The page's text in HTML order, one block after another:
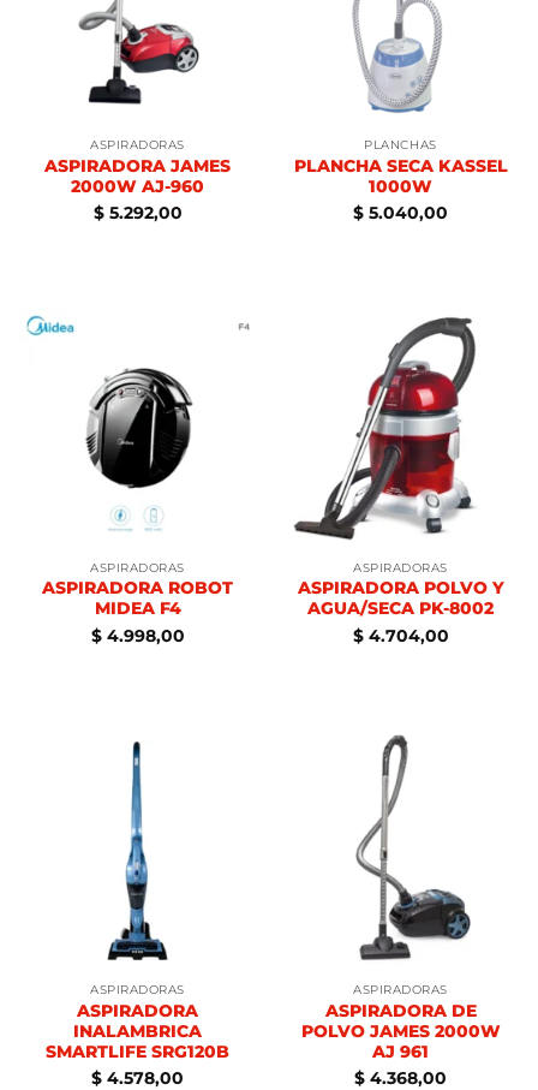
ASPIRADORAS
ASPIRADORA JAMES
2000W AJ-960
$5.292,00
PLANCHAS
PLANCHA SECA KASSEL
1000W
$ 5.040,00
ASPIRADORAS
ASPIRADORA ROBOT
MIDEA F4
$4.998,00
ASPIRADORAS
ASPIRADORA POLVO Y
AGUA/SECA PK-8002
$4.704,00
ASPIRADORAS
ASPIRADORA
INALAMBRICA
SMARTLIFE SRG120B
$ 4.578,00
ASPIRADORAS
ASPIRADORA DE
POLVO JAMES 2000W
AJ 961
$ 4.368,00